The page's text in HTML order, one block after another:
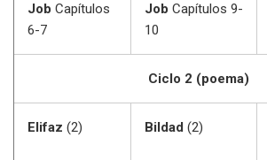
Job Capítulos
6-7
Job Capítulos 9-
10
Ciclo 2 (poema)
Elifaz (2) Bildad (2)